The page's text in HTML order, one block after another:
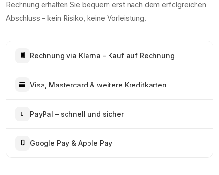
Rechnung erhalten Sie bequem erst nach dem erfolgreichen
Abschluss – kein Risiko, keine Vorleistung.
Rechnung via Klarna – Kauf auf Rechnung
Visa, Mastercard & weitere Kreditkarten
PayPal – schnell und sicher
Google Pay & Apple Pay